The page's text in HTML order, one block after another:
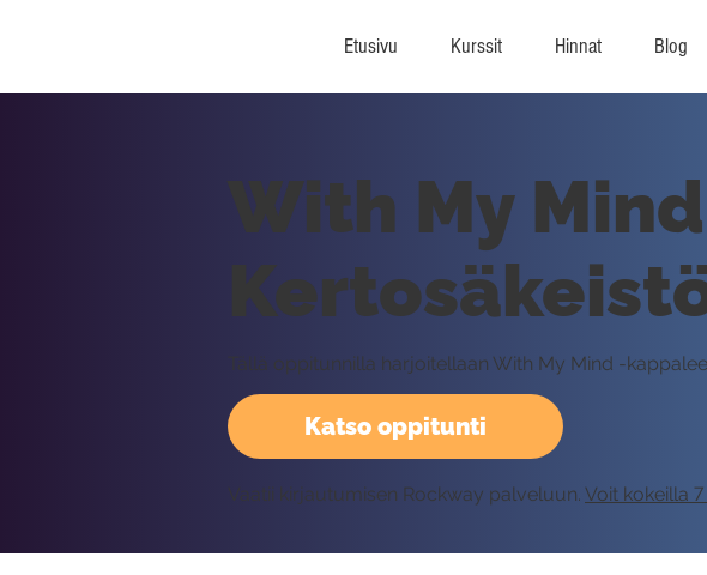
Etusivu Kurssit Hinnat Blog
Katso oppitunti
With My
Tällä oppitunnilla harjoitellaan With My Mind -
Vaatii kirjautumisen Rockway palveluun. Voit kokeilla